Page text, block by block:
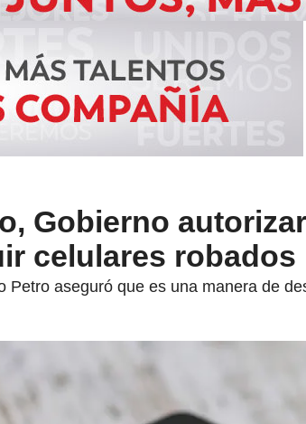
Gobierno
celulares robados
Petro aseguró que es una manera de